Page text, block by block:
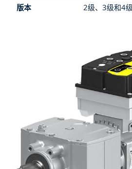
版本 2级、3级和4级